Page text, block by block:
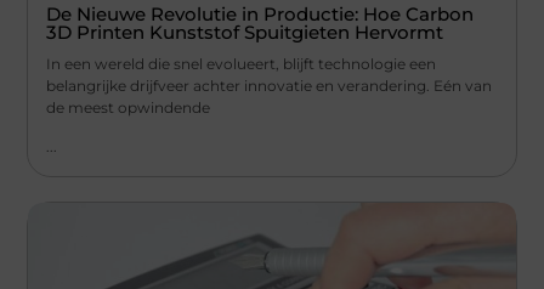
De Nieuwe Revolutie in Productie: Hoe Carbon
3D Printen Kunststof Spuitgieten Hervormt
In een wereld die snel evolueert, blijft technologie een
belangrijke drijfveer achter innovatie en verandering. Eén van
de meest opwindende
...